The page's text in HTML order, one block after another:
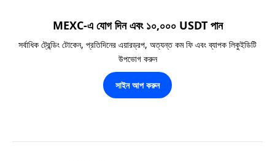
MEXC-এ যোগ দিন এবং ১০,০০০ USDT পান
সর্বাধিক ট্রেন্ডিং টোকেন, প্রতিদিনের এয়ারড্রপ, অত্যন্ত কম ফি এবং ব্যাপক লিকুইডিটি
উপভোগ করুন
সাইন আপ করুন